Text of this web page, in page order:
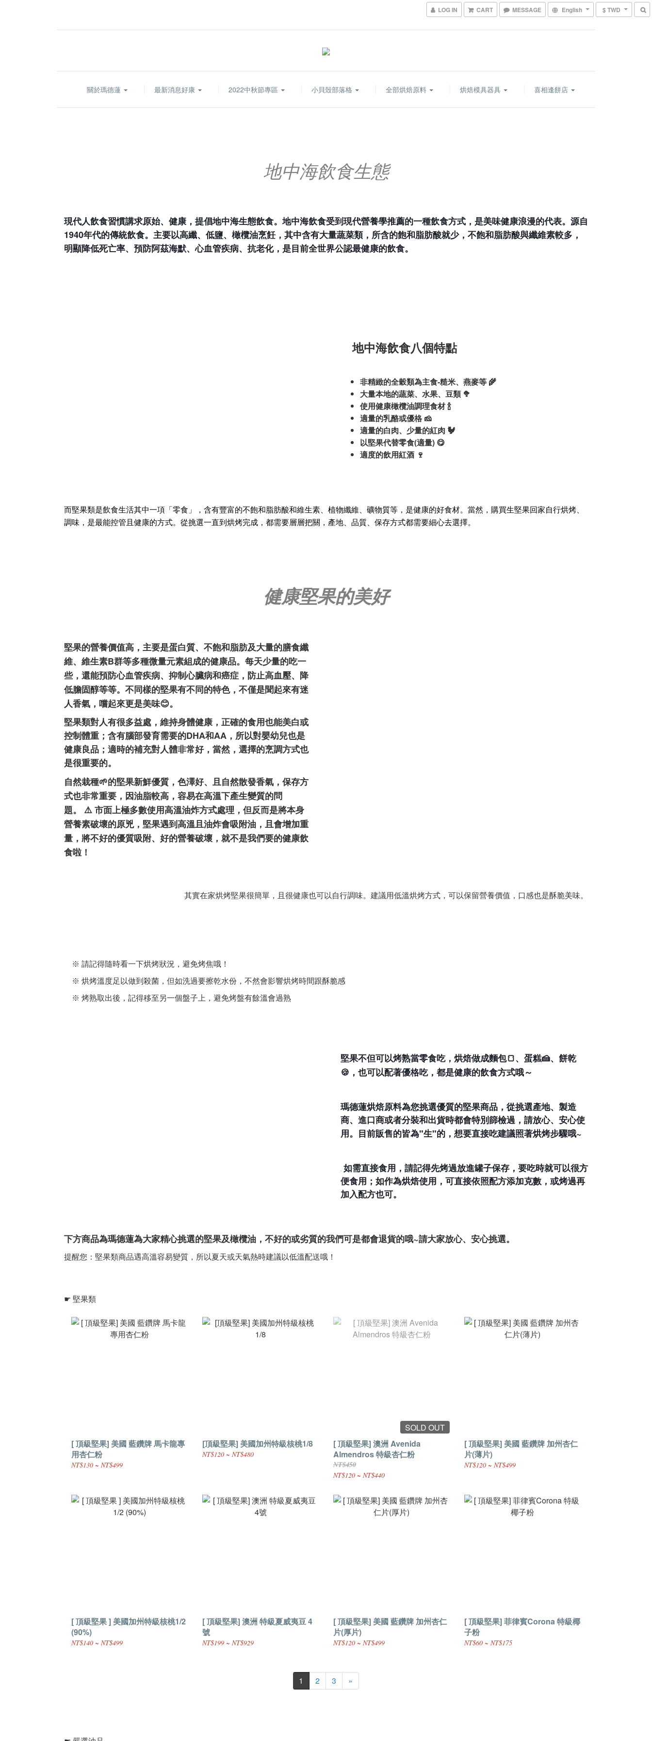
LOG IN CART MESSAGE English $ TWD
關於瑪德蓮 最新消息好康 2022中秋節專區 小貝殼部落格 全部烘焙原料 烘焙模具器具 喜相逢餅店
地中海飲食生態
現代人飲食習慣講求原始、健康，提倡地中海生態飲食。地中海飲食受到現代營養學推薦的一種飲食方式，是美味健康浪漫的代表。源自
1940年代的傳統飲食。主要以高纖、低鹽、橄欖油烹飪，其中含有大量蔬菜類，所含的飽和脂肪酸就少，不飽和脂肪酸與纖維素較多，
明顯降低死亡率、預防阿茲海默、心血管疾病、抗老化，是目前全世界公認最健康的飲食。
地中海飲食八個特點
非精緻的全穀類為主食-糙米、燕麥等 🌾
大量本地的蔬菜、水果、豆類 🥦
使用健康橄欖油調理食材 🍾
適量的乳酪或優格 🧀
適量的白肉、少量的紅肉 🐓
以堅果代替零食(適量) 😋
適度的飲用紅酒 🍷
而堅果類是飲食生活其中一項「零食」，含有豐富的不飽和脂肪酸和維生素、植物纖維、礦物質等，是健康的好食材。當然，購買生堅果回家自行烘烤、
調味，是最能控管且健康的方式。從挑選一直到烘烤完成，都需要層層把關，產地、品質、保存方式都需要細心去選擇。
健康堅果的美好
堅果的營養價值高，主要是蛋白質、不飽和脂肪及大量的膳食纖
維、維生素B群等多種微量元素組成的健康品。每天少量的吃一
些，還能預防心血管疾病、抑制心臟病和癌症，防止高血壓、降
低膽固醇等等。不同樣的堅果有不同的特色，不僅是聞起來有迷
人香氣，嚐起來更是美味😊。
堅果類對人有很多益處，維持身體健康，正確的食用也能美白或
控制體重；含有腦部發育需要的DHA和AA ，所以對嬰幼兒也是
健康良品；適時的補充對人體非常好，當然，選擇的烹調方式也
是很重要的。
自然栽種🌱的堅果新鮮優質，色澤好、且自然散發香氣，保存方
式也非常重要，因油脂較高，容易在高溫下產生變質的問
題。
⚠ 市面上極多數使用高溫油炸方式處理，但反而是將本身
營養素破壞的原兇，堅果遇到高溫且油炸會吸附油，且會增加重
量，將不好的優質吸附、好的營養破壞，就不是我們要的健康飲
食啦！
其實在家烘烤堅果很簡單，且很健康也可以自行調味。建議用低溫烘烤方式，可以保留營養價值，口感也是酥脆美味。
※ 請記得隨時看一下烘烤狀況，避免烤焦哦！
※ 烘烤溫度足以做到殺菌，但如洗過要擦乾水份，不然會影響烘烤時間跟酥脆感
※ 烤熟取出後，記得移至另一個盤子上，避免烤盤有餘溫會過熟
堅果不但可以烤熟當零食吃，烘焙做成麵包🍞 、蛋糕🍰、餅乾
🍪 ，也可以配著優格吃，都是健康的飲食方式哦～
瑪德蓮烘焙原料為您挑選優質的堅果商品，從挑選產地、製造
商、進口商或者分裝和出貨時都會特別篩檢過，請放心、安心使
用。目前販售的皆為"生"的，想要直接吃建議照著烘烤步驟哦~
如需直接食用，請記得先烤過放進罐子保存，要吃時就可以很方
便食用；如作為烘焙使用，可直接依照配方添加克數，或烤過再
加入配方也可。
下方商品為瑪德蓮為大家精心挑選的堅果及橄欖油，不好的或劣質的我們可是都會退貨的哦~請大家放心、安心挑選。
提醒您：堅果類商品遇高溫容易變質，所以夏天或天氣熱時建議以低溫配送哦！
☛ 堅果類
[ 頂級堅果] 美國 藍鑽牌 馬卡龍專
用杏仁粉
NT$130 ~ NT$499
[頂級堅果] 美國加州特級核桃1/8
NT$120 ~ NT$480
SOLD OUT
[ 頂級堅果] 澳洲 Avenida
Almendros 特級杏仁粉
NT$450
NT$120 ~ NT$440
[ 頂級堅果] 美國 藍鑽牌 加州杏仁
片(薄片)
NT$120 ~ NT$499
[ 頂級堅果 ] 美國加州特級核桃1/2
(90%)
NT$140 ~ NT$499
[ 頂級堅果] 澳洲 特級夏威夷豆 4
號
NT$199 ~ NT$929
[ 頂級堅果] 美國 藍鑽牌 加州杏仁
片(厚片)
NT$120 ~ NT$499
[ 頂級堅果] 菲律賓Corona 特級椰
子粉
NT$60 ~ NT$175
1 2 3 »